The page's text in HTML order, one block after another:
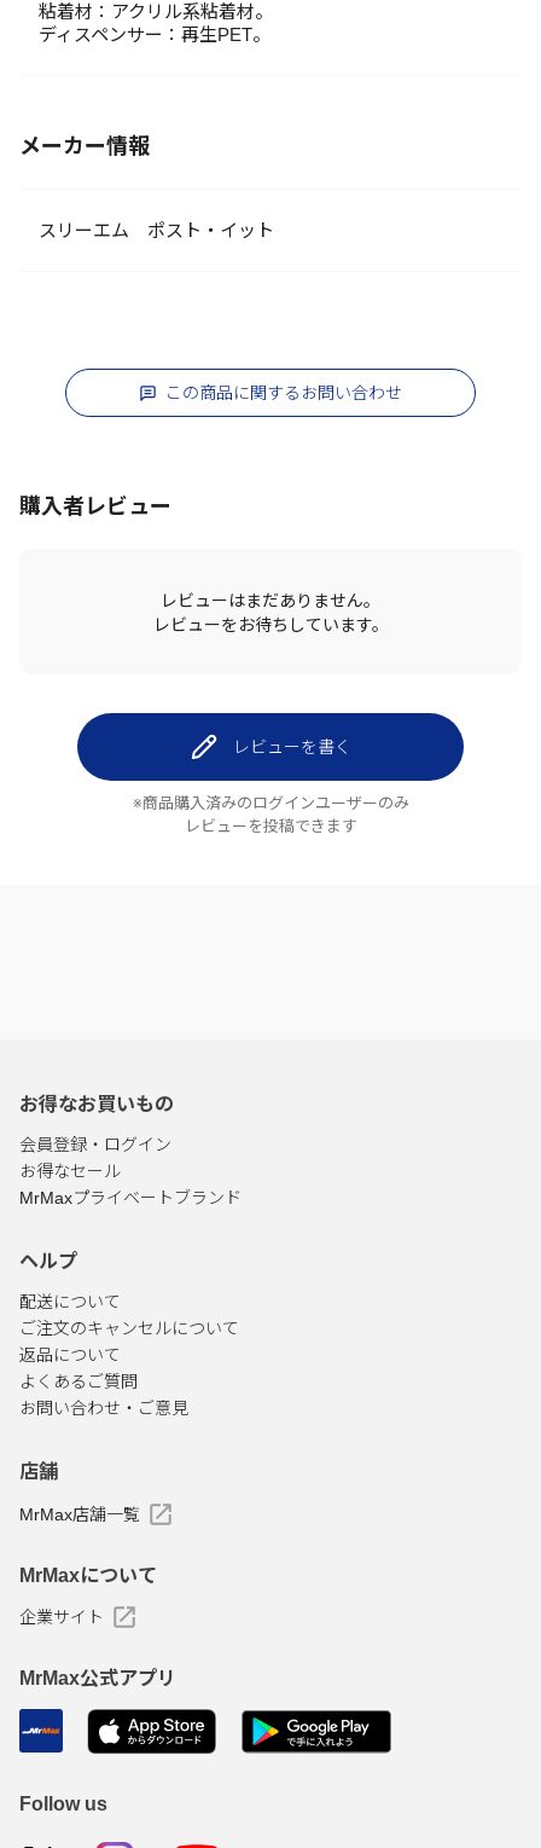
粘着材：アクリル系粘着材。
ディスペンサー：再生PET。
メーカー情報
スリーエム ポスト・イット
この商品に関するお問い合わせ
購入者レビュー
レビューはまだありません。
レビューをお待ちしています。
レビューを書く
※商品購入済みのログインユーザーのみ
レビューを投稿できます
お得なお買いもの
会員登録・ログイン
お得なセール
MrMaxプライベートブランド
ヘルプ
配送について
ご注文のキャンセルについて
返品について
よくあるご質問
お問い合わせ・ご意見
店舗
MrMax店舗一覧
MrMaxについて
企業サイト
MrMax公式アプリ
Follow us